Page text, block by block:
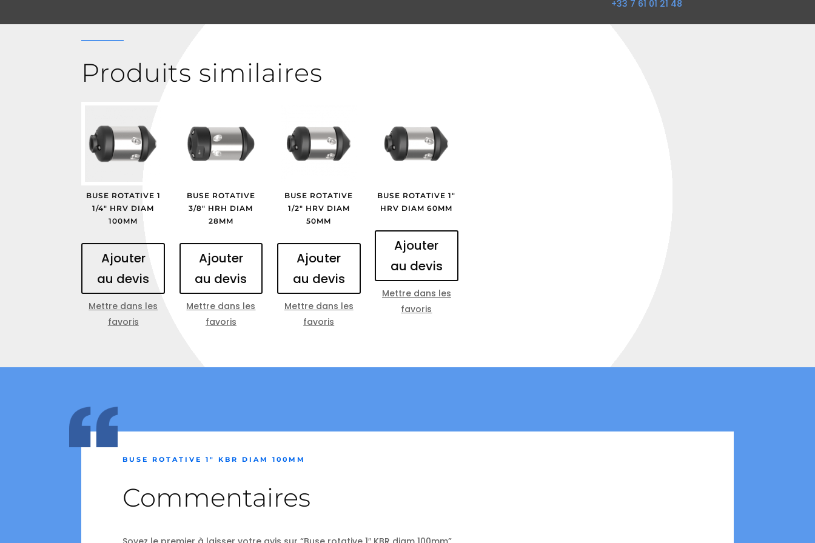
+33 7 61 01 21 48
Produits similaires
BUSE ROTATIVE 1
1/4″ HRV DIAM
100MM
Ajouter
au devis
Mettre dans les
favoris
BUSE ROTATIVE
3/8″ HRH DIAM
28MM
Ajouter
au devis
Mettre dans les
favoris
BUSE ROTATIVE
1/2″ HRV DIAM
50MM
Ajouter
au devis
Mettre dans les
favoris
BUSE ROTATIVE 1″
HRV DIAM 60MM
Ajouter
au devis
Mettre dans les
favoris
BUSE ROTATIVE 1″ KBR DIAM 100MM
Commentaires